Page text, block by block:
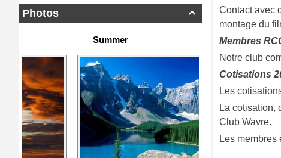

Photos
Summer
Contact avec
montage du
Membres
Notre club
Cotisations
Les
La cotisation,
Club Wavre.
Les membres